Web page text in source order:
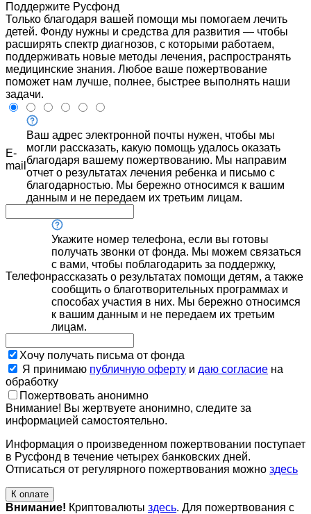
Поддержите Русфонд
Только благодаря вашей помощи мы помогаем лечить
детей. Фонду нужны и средства для развития — чтобы
расширять спектр диагнозов, с которыми работаем,
поддерживать новые методы лечения, распространять
медицинские знания. Любое ваше пожертвование
поможет нам лучше, полнее, быстрее выполнять наши
задачи.
E-
mail
Ваш адрес электронной почты нужен, чтобы мы
могли рассказать, какую помощь удалось оказать
благодаря вашему пожертвованию. Мы направим
отчет о результатах лечения ребенка и письмо с
благодарностью. Мы бережно относимся к вашим
данным и не передаем их третьим лицам.
Телефон
Укажите номер телефона, если вы готовы
получать звонки от фонда. Мы можем связаться
с вами, чтобы поблагодарить за поддержку,
рассказать о результатах помощи детям, а также
сообщить о благотворительных программах и
способах участия в них. Мы бережно относимся
к вашим данным и не передаем их третьим
лицам.
Хочу получать письма от фонда
Я принимаю публичную оферту и даю согласие на
обработку
Пожертвовать анонимно
Внимание! Вы жертвуете анонимно, следите за
информацией самостоятельно.
Информация о произведенном пожертвовании поступает
в Русфонд в течение четырех банковских дней.
Отписаться от регулярного пожертвования можно здесь
К оплате
Внимание! Криптовалюты здесь. Для пожертвования с